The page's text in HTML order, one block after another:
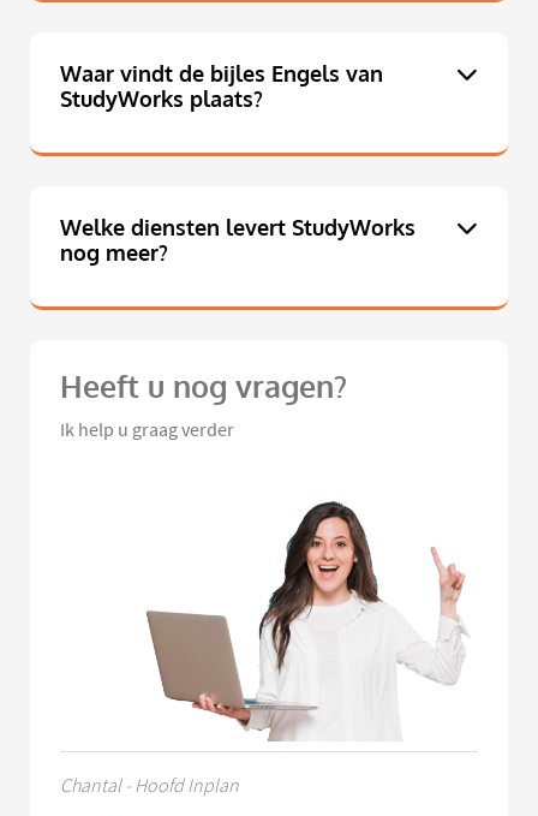
Waar vindt de bijles Engels van
StudyWorks plaats?
Welke diensten levert StudyWorks
nog meer?
Heeft u nog vragen?
Ik help u graag verder
Chantal - Hoofd Inplan